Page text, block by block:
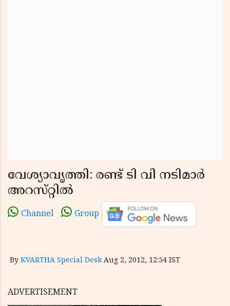
വേശ്യാവൃത്തി: രണ്ട് ടി വി നടിമാര്‍
അറസ്‌റ്റില്‍
Channel Group
By KVARTHA Special Desk Aug 2, 2012, 12:54 IST
ADVERTISEMENT